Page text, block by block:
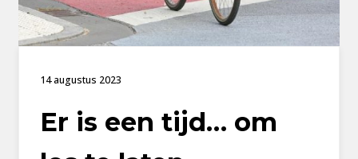
14 augustus 2023
Er is een tijd… om